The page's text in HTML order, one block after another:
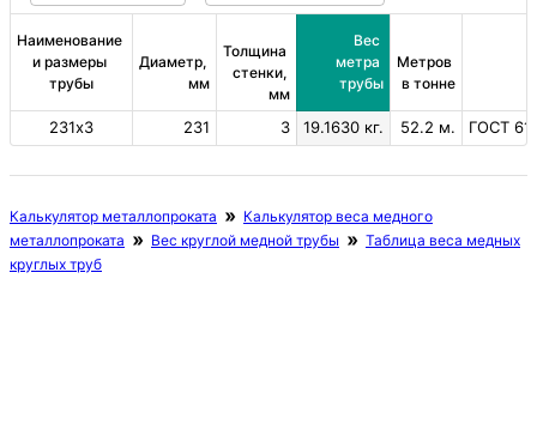
Наименование
и размеры
трубы
Диаметр,
мм
Толщина
стенки,
мм
Вес
метра
трубы
Метров
в тонне
231х3 231 3 19.1630 кг. 52.2 м. ГОСТ
Калькулятор металлопроката
Калькулятор веса медного
металлопроката
Вес круглой медной трубы
Таблица веса медных
круглых труб